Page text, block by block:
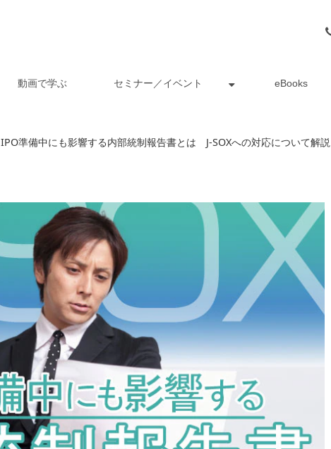
動画で学ぶ セミナー／イベント eBooks
IPO準備中にも影響する内部統制報告書とは J-SOXへの対応について解説